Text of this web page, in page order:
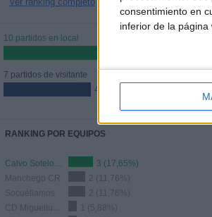
consentimiento en
inferior de la página
10 partidos en local
7 partidos de visitante
41,18%
RANKING POR EQUIPOS
Calvo Sotelo Puertollano
3 (17,65%)
Manchego CR
2 (11,76%)
Socuéllamos
2 (11,76%)
1 (5,88%)